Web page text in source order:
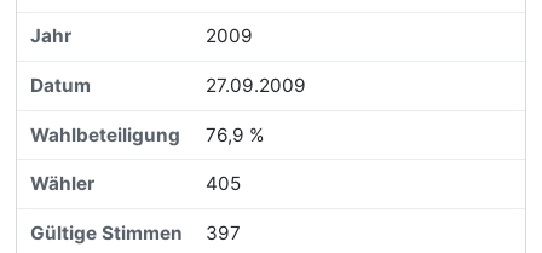
2009
27.09.2009
76,9 %
405
397